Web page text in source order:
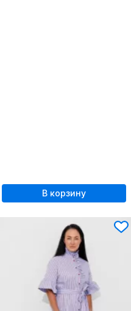
В корзину